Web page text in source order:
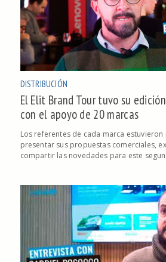
DISTRIBUCIÓN
El Elit Brand Tour tuvo su
con el apoyo de 20 marcas
Los referentes de cada marca
presentar sus propuestas comerciales,
compartir las novedades para este